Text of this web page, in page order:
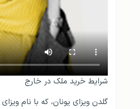
شرایط خرید ملک در خارج
گلدن ویزای یونان، که با نام